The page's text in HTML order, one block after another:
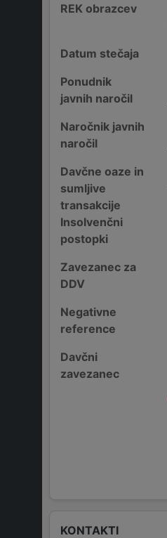
REK obrazcev
Datum stečaja
Ponudnik
javnih naročil
Naročnik javnih
naročil
Davčne oaze in
sumljive
transakcije
Insolvenčni
postopki
Zavezanec za
DDV
Negativne
reference
Davčni
zavezanec
KONTAKTI